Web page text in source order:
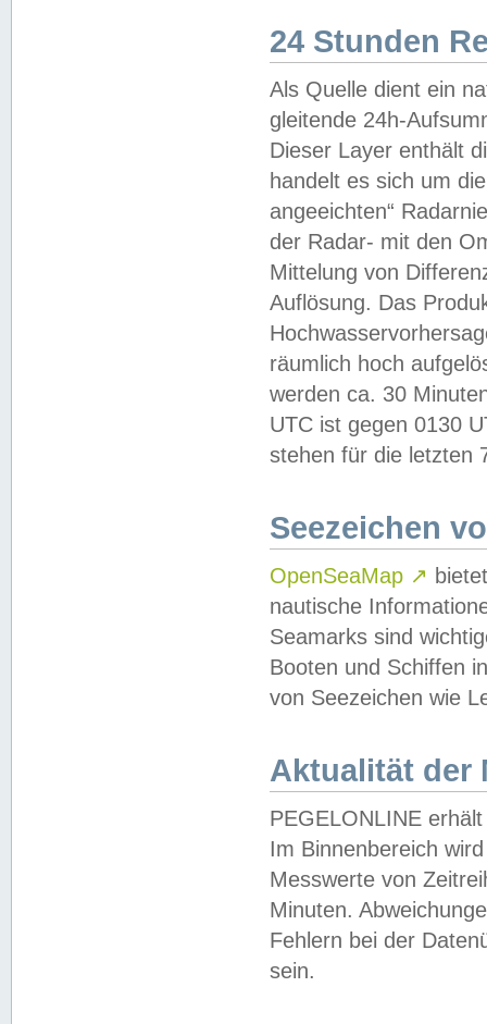
24 Stunden
Als Quelle dient ein
gleitende 24h-
Dieser Layer enthält
handelt es sich um
angeeichten“
der Radar- mit den
Mittelung von
Auflösung. Das
räumlich hoch
werden ca. 30
UTC ist gegen 0130
stehen für die letzten
Seezeichen
OpenSeaMap ↗
nautische
Seamarks sind
Booten und Schiffen
von Seezeichen wie
Aktualität der
PEGELONLINE
Im Binnenbereich
Messwerte von
Minuten.
Fehlern bei der
sein.